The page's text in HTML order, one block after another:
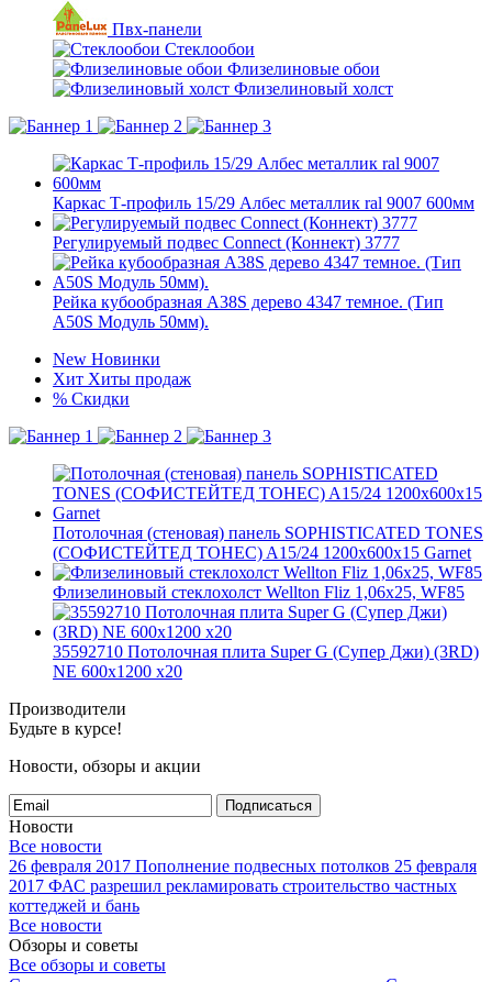
Пвх-панели
Стеклообои
Флизелиновые обои
Флизелиновый холст
Каркас Т-профиль 15/29 Албес металлик ral 9007 600мм
Регулируемый подвес Connect (Коннект) 3777
Рейка кубообразная A38S дерево 4347 темное. (Тип
A50S Модуль 50мм).
New Новинки
Хит Хиты продаж
% Скидки
Потолочная (стеновая) панель SOPHISTICATED TONES
(СОФИСТЕЙТЕД ТОНЕС) A15/24 1200x600x15 Garnet
Флизелиновый стеклохолст Wellton Fliz 1,06х25, WF85
35592710 Потолочная плита Super G (Супер Джи) (3RD)
NE 600x1200 x20
Производители
Будьте в курсе!
Новости, обзоры и акции
Подписаться
Новости
Все новости
26 февраля 2017 Пополнение подвесных потолков 25 февраля
2017 ФАС разрешил рекламировать строительство частных
коттеджей и бань
Все новости
Обзоры и советы
Все обзоры и советы